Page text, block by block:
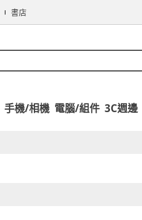
書店
手機/相機 電腦/組件 3C週邊